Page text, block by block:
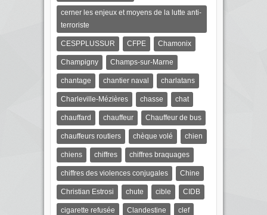
cerner les enjeux et moyens de la lutte anti-
terroriste
CESPPLUSSUR CFPE Chamonix
Champigny Champs-sur-Marne
chantage chantier naval charlatans
Charleville-Mézières chasse chat
chauffard chauffeur Chauffeur de bus
chauffeurs routiers chèque volé chien
chiens chiffres chiffres braquages
chiffres des violences conjugales Chine
Christian Estrosi chute cible CIDB
cigarette refusée Clandestine clef